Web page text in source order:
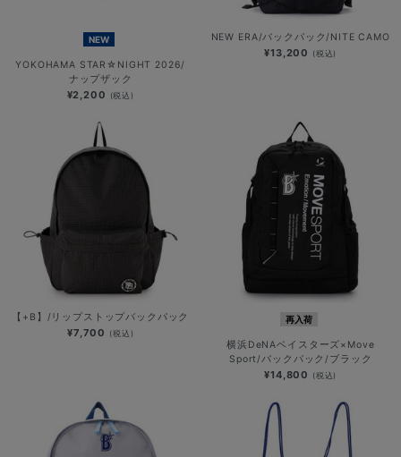
NEW
YOKOHAMA STAR☆NIGHT 2026/
ナップザック
¥2,200 (税込)
NEW ERA/バックパック/NITE CAMO
¥13,200 (税込)
【+B】/リップストップバックパック
¥7,700 (税込)
再入荷
横浜DeNAベイスターズ×Move
Sport/バックパック/ブラック
¥14,800 (税込)